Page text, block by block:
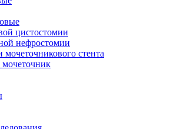
цистостомии
нефростомии
стента